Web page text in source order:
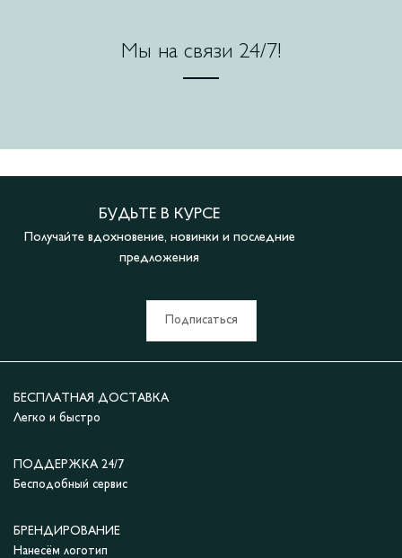
Мы на связи 24/7!
БУДЬТЕ В КУРСЕ
Получайте вдохновение, новинки и последние
предложения
Подписаться
БЕСПЛАТНАЯ ДОСТАВКА
Легко и быстро
ПОДДЕРЖКА 24/7
Бесподобный сервис
БРЕНДИРОВАНИЕ
Нанесём логотип